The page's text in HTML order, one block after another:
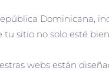
Dominicana,
sitio no solo esté
webs están